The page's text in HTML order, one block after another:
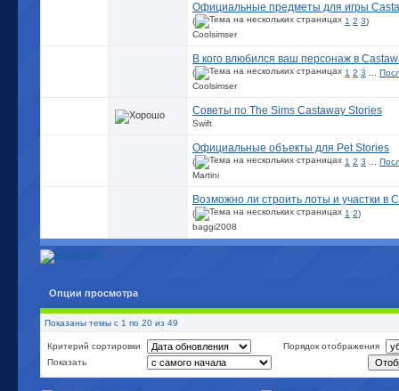
Официальные предметы для игры
( 1 2 3)
Coolsimser
В кого влюбился ваш персонаж в
( 1 2 3
Coolsimser
Советы по The Sims Castaway Stories
Swift
Официальные объекты для Pet Stories
( 1 2 3
Martini
Возможно ли строить лоты и участки в
( 1 2)
baggi2008
Опции просмотра
Показаны темы с 1 по 20 из 49
Критерий сортировки
Порядок отображения
Показать